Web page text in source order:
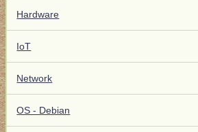
Hardware
IoT
Network
OS - Debian